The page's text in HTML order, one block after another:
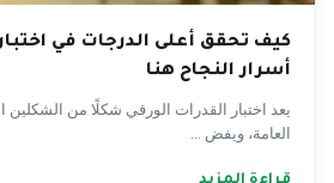
كيف تحقق أعلى الدرجات في
أسرار النجاح هنا
يعد اختبار القدرات الورقي شكلًا من الشكلين
العامة، ويفض ...